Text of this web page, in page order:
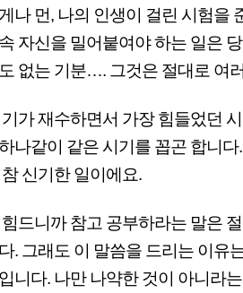
나 먼, 나의 인생이 걸린 시험을
자신을 밀어붙여야 하는 일은
없는 기분…. 그것은 절대로 여
가 재수하면서 가장 힘들었던
나같이 같은 시기를 꼽곤 합니
신기한 일이에요.
드니까 참고 공부하라는 말은
. 그래도 이 말씀을 드리는 이유
니다. 나만 나약한 것이 아니라